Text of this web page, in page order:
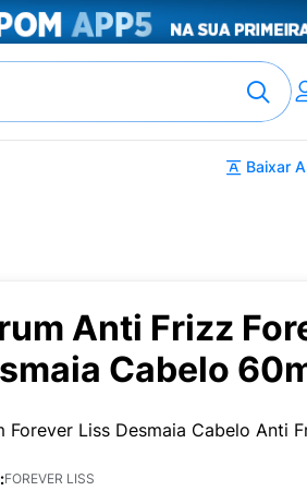
Baixar
Anti Frizz
Cabelo
Forever Liss Desmaia Cabelo Anti
FOREVER LISS